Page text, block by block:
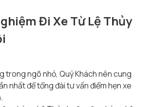
Đi Xe Từ Lệ Thủy
trong ngõ nhỏ, Quý Khách nên cung
nhất để tổng đài tư vấn điểm hẹn xe